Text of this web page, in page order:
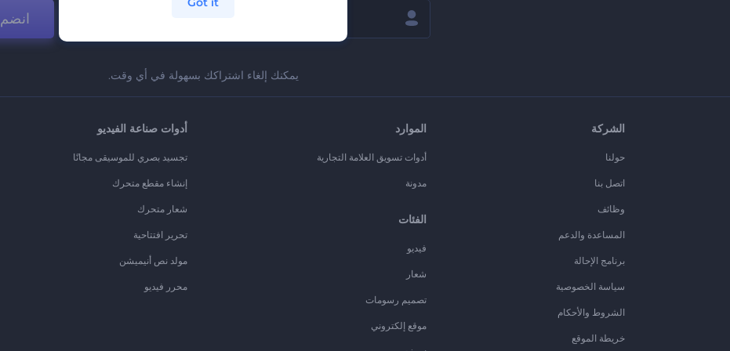
انضم
يمكنك إلغاء اشتراكك بسهولة في أي وقت.
الشركة
حولنا
اتصل بنا
وظائف
المساعدة والدعم
برنامج الإحالة
سياسة الخصوصية
الشروط والأحكام
خريطة الموقع
الموارد
أدوات تسويق العلامة التجارية
مدونة
الفئات
فيديو
شعار
تصميم رسومات
موقع إلكتروني
أدوات صناعة الفيديو
تجسيد بصري للموسيقى مجانًا
إنشاء مقطع متحرك
شعار متحرك
تحرير افتتاحية
مولد نص أنيميشن
محرر فيديو